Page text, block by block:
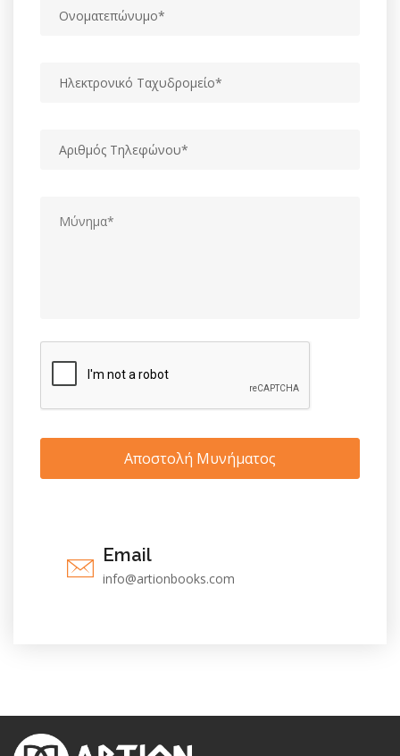
Αποστολή Μυνήματος
Email
info@artionbooks.com